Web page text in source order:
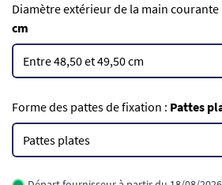
Diamètre extérieur de la main courante
cm
Forme des pattes de fixation : Pattes